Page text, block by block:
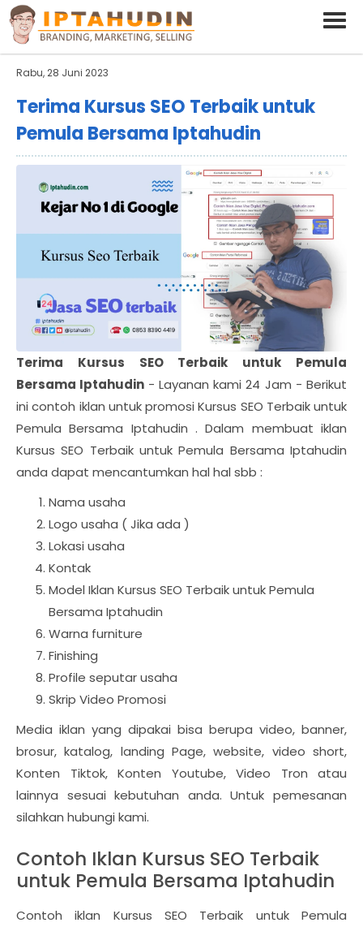
BARAND ANDA
Deskripsi Singkat Saja
Rabu, 28 Juni 2023
Terima Kursus SEO Terbaik untuk
Pemula Bersama Iptahudin
Terima Kursus SEO Terbaik untuk Pemula
Bersama Iptahudin - Layanan kami 24 Jam - Berikut
ini contoh iklan untuk promosi Kursus SEO Terbaik untuk
Pemula Bersama Iptahudin . Dalam membuat iklan
Kursus SEO Terbaik untuk Pemula Bersama Iptahudin
anda dapat mencantumkan hal hal sbb :
Nama usaha
Logo usaha ( Jika ada )
Lokasi usaha
Kontak
Model Iklan Kursus SEO Terbaik untuk Pemula
Bersama Iptahudin
Warna furniture
Finishing
Profile seputar usaha
Skrip Video Promosi
Media iklan yang dipakai bisa berupa video, banner,
brosur, katalog, landing Page, website, video short,
Konten Tiktok, Konten Youtube, Video Tron atau
lainnya sesuai kebutuhan anda. Untuk pemesanan
silahkan hubungi kami.
Contoh Iklan Kursus SEO Terbaik
untuk Pemula Bersama Iptahudin
Contoh iklan Kursus SEO Terbaik untuk Pemula